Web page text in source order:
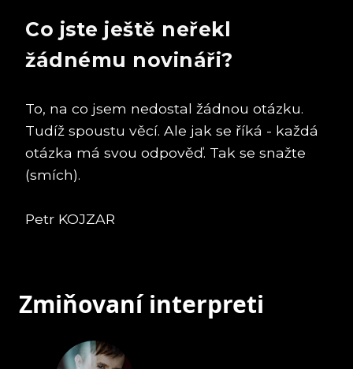
Co jste ještě neřekl
žádnému novináři?
To, na co jsem nedostal žádnou otázku.
Tudíž spoustu věcí. Ale jak se říká - každá
otázka má svou odpověď. Tak se snažte
(smích).
Petr KOJZAR
Zmiňovaní interpreti